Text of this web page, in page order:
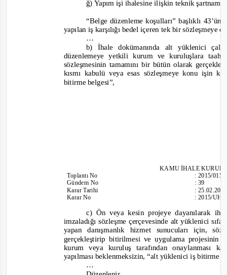
ğ) Yapım işi ihalesine ilişkin teknik şartname
“Belge düzenleme koşulları” başlıklı
yapılan iş karşılığı bedel içeren tek bir sözleşmeye
…
b) İhale dokümanında alt yüklenici
düzenlemeye yetkili kurum ve kuruluşlara
sözleşmesinin tamamını bir bütün olarak
kısmı kabulü veya esas sözleşmeye konu işin
bitirme belgesi”,
KAMU İHALE
ToplantıNo
Gündem No
Karar Tarihi
Karar No
:2015/015
:39
:
:2015/
c) Ön veya kesin projeye dayanılarak
imzaladığı sözleşme çerçevesinde alt yüklenici
yapan danışmanlık hizmet sunucuları için,
gerçekleştirip bitirilmesi ve uygulama
kurum veya kuruluş tarafından onaylanması
yapılması beklenmeksizin, “alt yüklenici iş bitirme
…